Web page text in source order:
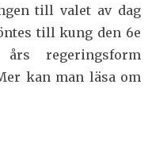
till valet av dag
till kung den 6e
regeringsform
kan man läsa om